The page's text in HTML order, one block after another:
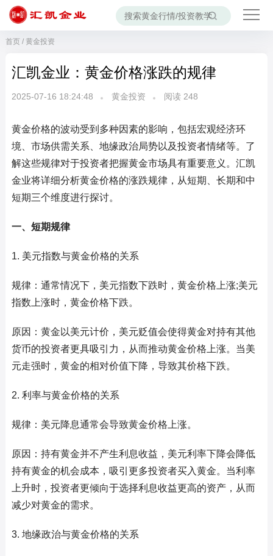
首页/ 黄金投资
汇凯金业：黄金价格涨跌的规律
2025-07-16 18:24:48 黄金投资 阅读 248
黄金价格的波动受到多种因素的影响，包括宏观经济环
境、市场供需关系、地缘政治局势以及投资者情绪等。了
解这些规律对于投资者把握黄金市场具有重要意义。汇凯
金业将详细分析黄金价格的涨跌规律，从短期、长期和中
短期三个维度进行探讨。
一、短期规律
1. 美元指数与黄金价格的关系
规律：通常情况下，美元指数下跌时，黄金价格上涨;美元
指数上涨时，黄金价格下跌。
原因：黄金以美元计价，美元贬值会使得黄金对持有其他
货币的投资者更具吸引力，从而推动黄金价格上涨。当美
元走强时，黄金的相对价值下降，导致其价格下跌。
2. 利率与黄金价格的关系
规律：美元降息通常会导致黄金价格上涨。
原因：持有黄金并不产生利息收益，美元利率下降会降低
持有黄金的机会成本，吸引更多投资者买入黄金。当利率
上升时，投资者更倾向于选择利息收益更高的资产，从而
减少对黄金的需求。
3. 地缘政治与黄金价格的关系